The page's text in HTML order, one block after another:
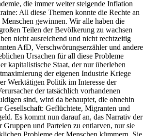
die immer weiter steigende Inflation
All diese Themen konnte die Rechte an
gewinnen. Wir alle haben die
Teilen der Bevölkerung zu wachsen
nicht ausreichend und nicht rechtzeitig
AfD, Verschwörungserzähler und andere
Ursachen für all diese Probleme
kapitalistische Staat, der nur überleben
der eigenen Industrie Kriege
Werktätigen Politik im Interesse der
der tatsächlich vorhandenen
sind, wird da behauptet, die ohnehin
Gesellschaft: Geflüchtete, Migranten und
Es kommt nun darauf an, das Narrativ der
Gruppen und Parteien zu entlarven, nur sie
Probleme der Menschen kümmern. Sie